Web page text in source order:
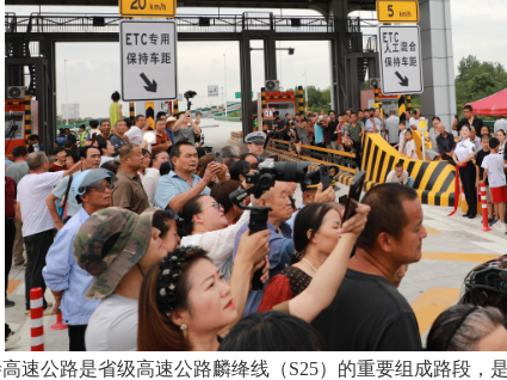
速公路是省级高速公路麟绛线（S25）的重要组成路段，